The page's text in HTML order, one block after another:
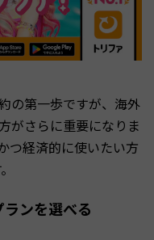
の第一歩ですが、海外
がさらに重要になりま
つ経済的に使いたい方
ンを選べる